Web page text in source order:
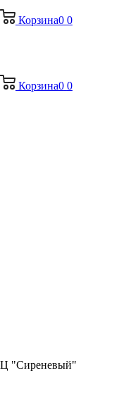
Корзина0 0
Корзина0 0
"Сиреневый"